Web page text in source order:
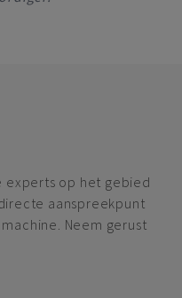
experts op het gebied
aanspreekpunt
Neem gerust